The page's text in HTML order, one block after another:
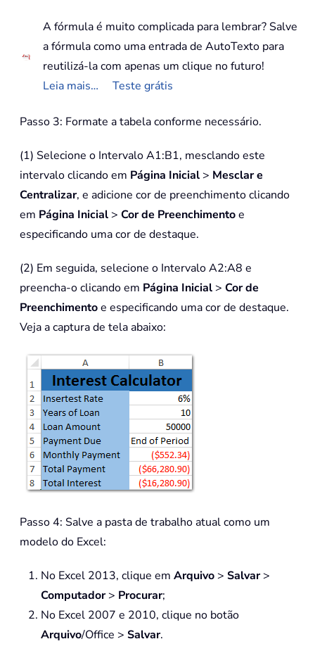
A fórmula é muito complicada para lembrar? Salve
a fórmula como uma entrada de AutoTexto para
reutilizá-la com apenas um clique no futuro!
Leia mais…
Teste grátis
Passo 3: Formate a tabela conforme necessário.
(1) Selecione o Intervalo A1:B1, mesclando este
intervalo clicando em Página Inicial > Mesclar e
Centralizar, e adicione cor de preenchimento clicando
em Página Inicial > Cor de Preenchimentoe
especificando uma cor de destaque.
(2) Em seguida, selecione o Intervalo A2:A8 e
preencha-o clicando em Página Inicial > Cor de
Preenchimentoe especificando uma cor de destaque.
Veja a captura de tela abaixo:
Passo 4: Salve a pasta de trabalho atual como um
modelo do Excel:
No Excel 2013, clique em Arquivo > Salvar>
Computador> Procurar;
No Excel 2007 e 2010, clique no botão
Arquivo/Office > Salvar.